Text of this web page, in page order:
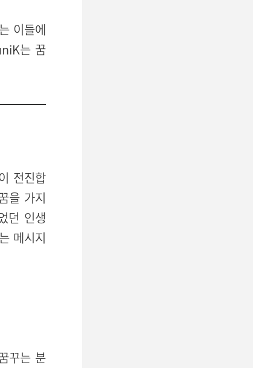
이들에
는 꿈
전진합
을 가지
던 인생
메시지
꾸는 분